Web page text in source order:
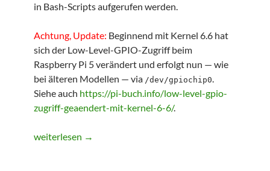
in Bash-Scripts aufgerufen werden.
Achtung, Update: Beginnend mit Kernel 6.6 hat
sich der Low-Level-GPIO-Zugriff beim
Raspberry Pi 5 verändert und erfolgt nun — wie
bei älteren Modellen — via /dev/gpiochip0.
Siehe auch https://pi-buch.info/low-level-gpio-
zugriff-geaendert-mit-kernel-6-6/.
GPIO Reloaded II: Bash
weiterlesen →